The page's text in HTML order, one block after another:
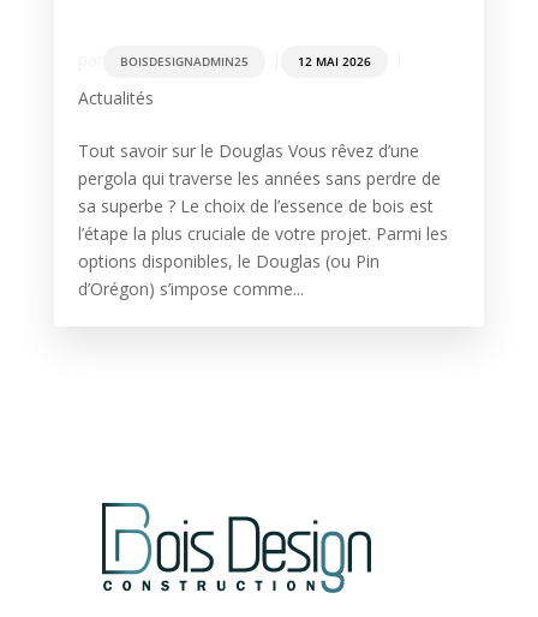
BOISDESIGNADMIN25 12 MAI 2026
Actualités
Tout savoir sur le Douglas Vous rêvez d’une
pergola qui traverse les années sans perdre de
sa superbe ? Le choix de l’essence de bois est
l’étape la plus cruciale de votre projet. Parmi les
options disponibles, le Douglas (ou Pin
d’Orégon) s’impose comme...